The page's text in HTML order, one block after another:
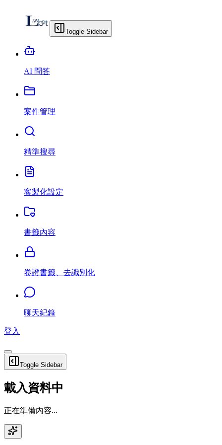
Toggle Sidebar
AI 問答
案件管理
精準搜尋
客製化設定
書籤內容
卷證書籤、去識別化
聊天紀錄
登入
Toggle Sidebar
載入資料中
正在準備內容...